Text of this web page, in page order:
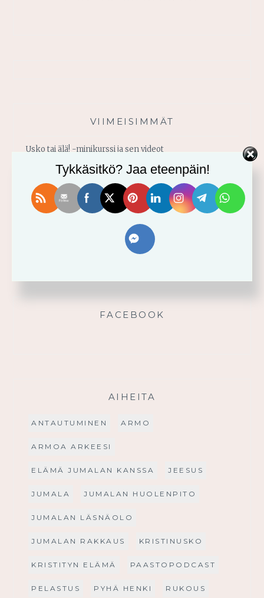
VIIMEISIMMÄT
Usko tai älä! -minikurssi ja sen videot
Vahvistu armosta!
Älä yritä omin voimin
FACEBOOK
AIHEITA
ANTAUTUMINEN ARMO
ARMOA ARKEESI
ELÄMÄ JUMALAN KANSSA JEESUS
JUMALA JUMALAN HUOLENPITO
JUMALAN LÄSNÄOLO
JUMALAN RAKKAUS KRISTINUSKO
KRISTITYN ELÄMÄ PAASTOPODCAST
PELASTUS PYHÄ HENKI RUKOUS
Tykkäsitkö? Jaa eteenpäin!